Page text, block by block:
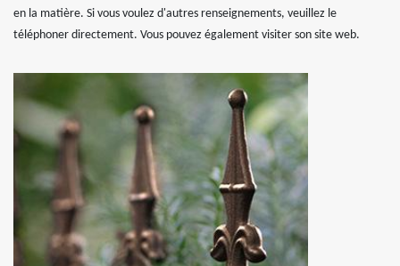
en la matière. Si vous voulez d'autres renseignements, veuillez le
téléphoner directement. Vous pouvez également visiter son site web.